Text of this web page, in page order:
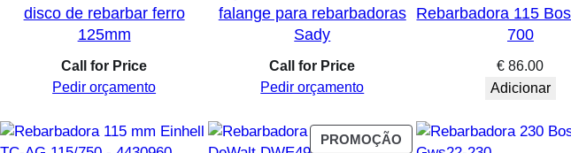
disco de rebarbar ferro
125mm
Call for Price
Pedir orçamento
falange para rebarbadoras
Sady
Call for Price
Pedir orçamento
Rebarbadora 115
700
€ 86.00
Adicionar
PROMOÇÃO PRODUTO